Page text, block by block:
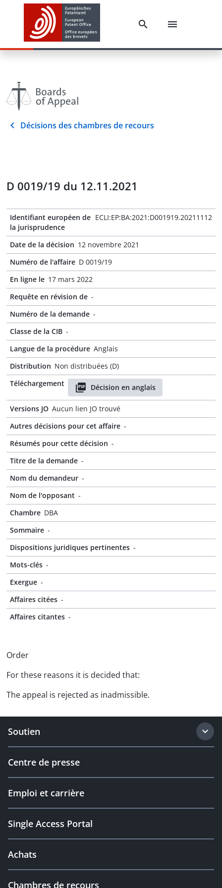
Décisions des chambres de recours
D 0019/19 du 12.11.2021
Identifiant européen de
la jurisprudence
ECLI:EP:BA:2021:D001919.20211112
Date de la décision 12 novembre 2021
Numéro de l'affaire D 0019/19
En ligne le 17 mars 2022
Requête en révision de -
Numéro de la demande -
Classe de la CIB -
Langue de la procédure Anglais
Distribution Non distribuées (D)
Téléchargement
Décision en anglais
Versions JO Aucun lien JO trouvé
Autres décisions pour cet affaire -
Résumés pour cette décision -
Titre de la demande -
Nom du demandeur -
Nom de l'opposant -
Chambre DBA
Sommaire -
Dispositions juridiques pertinentes -
Mots-clés -
Exergue -
Affaires citées -
Affaires citantes -
Order
For these reasons it is decided that:
The appeal is rejected as inadmissible.
Soutien
Centre de presse
Emploi et carrière
Single Access Portal
Achats
Chambres de recours